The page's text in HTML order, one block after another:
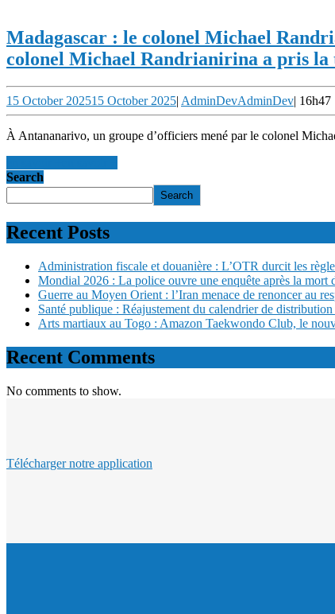
Madagascar : le colonel Michael
colonel Michael Randrianirina a pris la
15 October 202515 October 2025| AdminDevAdminDev| 16h47
À Antananarivo, un groupe d’officiers mené par le colonel
Search
Search
Recent Posts
Administration fiscale et douanière : L’OTR durcit les
Mondial 2026 : La police ouvre une enquête après la mort
Guerre au Moyen Orient : l’Iran menace de renoncer au
Santé publique : Réajustement du calendrier de
Arts martiaux au Togo : Amazon Taekwondo Club, le
Recent Comments
No comments to show.
Télécharger notre application